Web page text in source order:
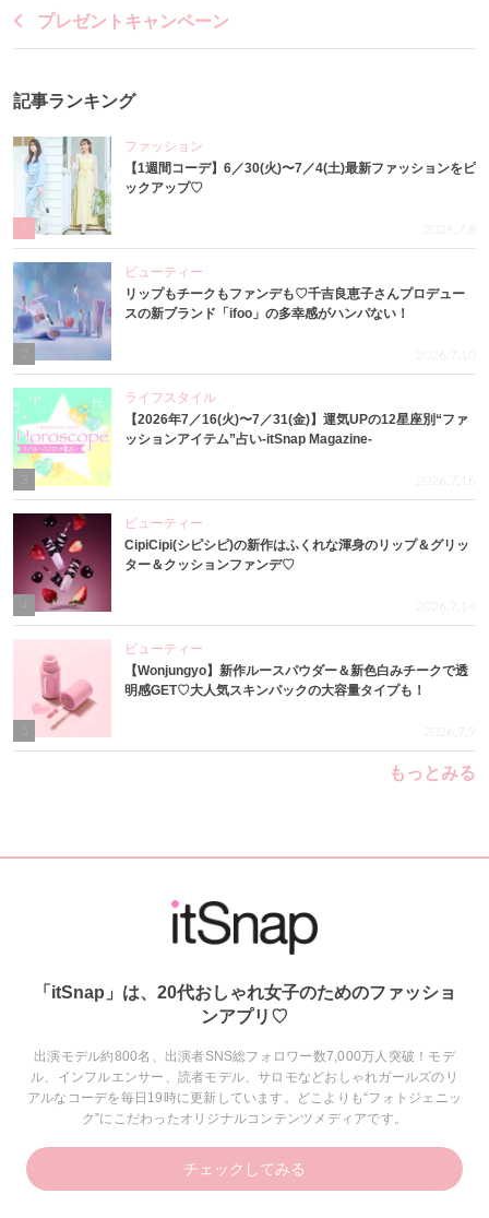
プレゼントキャンペーン
記事ランキング
ファッション
【1週間コーデ】6／30(火)〜7／4(土)最新ファッションをピ
ックアップ♡
2026.7.8
ビューティー
リップもチークもファンデも♡千吉良恵子さんプロデュー
スの新ブランド「ifoo」の多幸感がハンパない！
2026.7.10
3
ライフスタイル
【2026年7／16(火)〜7／31(金)】運気UPの12星座別“ファ
ッションアイテム”占い-itSnap Magazine-
2026.7.16
4
ビューティー
CipiCipi(シピシピ)の新作はふくれな渾身のリップ＆グリッ
ター＆クッションファンデ♡
2026.7.14
ビューティー
【Wonjungyo】新作ルースパウダー＆新色白みチークで透
明感GET♡大人気スキンパックの大容量タイプも！
2026.7.9
もっとみる
「itSnap」は、20代おしゃれ女子のためのファッショ
ンアプリ♡
出演モデル約800名、出演者SNS総フォロワー数7,000万人突破！モデ
ル、インフルエンサー、読者モデル、サロモなどおしゃれガールズのリ
アルなコーデを毎日19時に更新しています。どこよりも“フォトジェニッ
ク”にこだわったオリジナルコンテンツメディアです。
チェックしてみる